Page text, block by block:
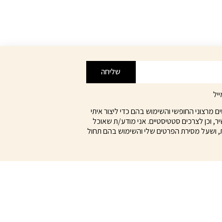
שליחה
החופשי והשימוש בהם כדי ליצור איתי
וכן לצרכים סטטיסטיים. אני מודע/ת שאוכל
ושעל מסירת הפרטים שלי והשימוש בהם תחול